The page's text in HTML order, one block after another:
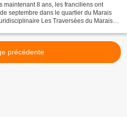
maintenant 8 ans, les franciliens ont
septembre dans le quartier du Marais
Les Traversées du Marais .
précédente